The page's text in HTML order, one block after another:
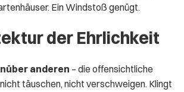
Ein Windstoß genügt.
der Ehrlichkeit
anderen – die offensichtliche
täuschen, nicht verschweigen. Klingt